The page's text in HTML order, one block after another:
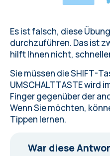
Es ist falsch, diese
durchzuführen. Das ist
hilft Ihnen nicht,
Sie müssen die SHIFT-
UMSCHALTTASTE wird
Finger gegenüber der
Wenn Sie möchten,
Tippen lernen.
War diese